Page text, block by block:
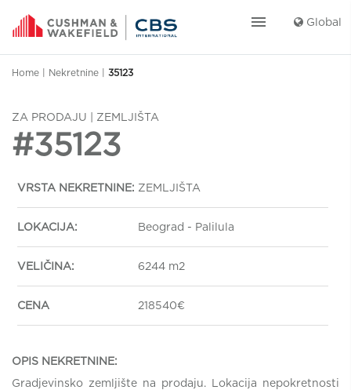
menu Global
Home Nekretnine 35123
ZA PRODAJU | ZEMLJIŠTA
#35123
VRSTA NEKRETNINE: ZEMLJIŠTA
LOKACIJA: Beograd - Palilula
VELIČINA: 6244 m2
CENA 218540€
OPIS NEKRETNINE:
Gradjevinsko zemljište na prodaju. Lokacija nepokretnosti